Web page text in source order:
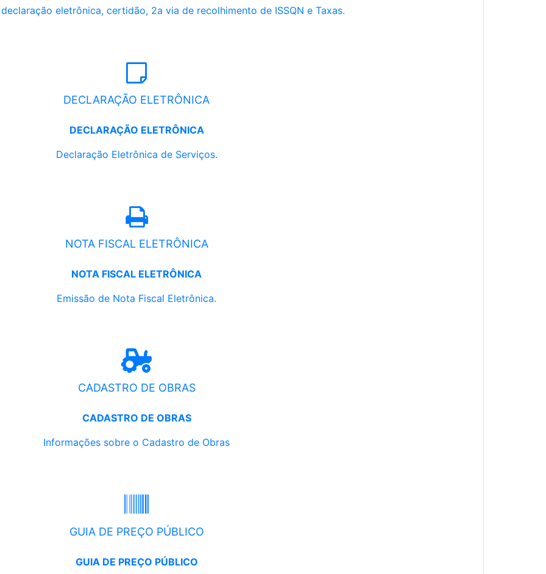
eletrônica, certidão, 2a via de recolhimento de ISSQN e Taxas.
DECLARAÇÃO ELETRÔNICA
DECLARAÇÃO ELETRÔNICA
Declaração Eletrônica de Serviços.
NOTA FISCAL ELETRÔNICA
NOTA FISCAL ELETRÔNICA
Emissão de Nota Fiscal Eletrônica.
CADASTRO DE OBRAS
CADASTRO DE OBRAS
Informações sobre o Cadastro de Obras
GUIA DE PREÇO PÚBLICO
GUIA DE PREÇO PÚBLICO